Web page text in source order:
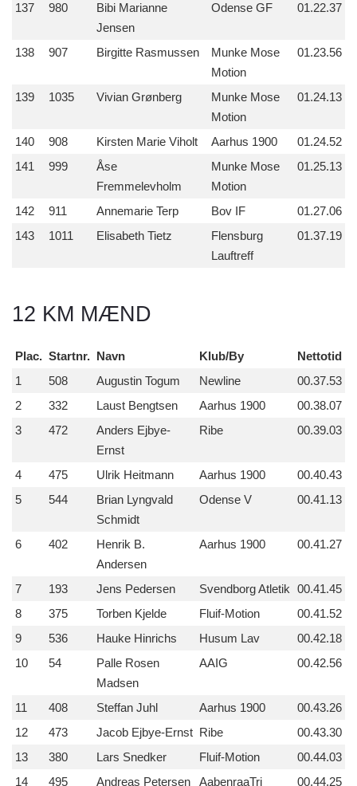
137 980
Bibi Marianne
Jensen
Odense GF 01.22.37
138 907 Birgitte Rasmussen
Munke Mose
Motion
01.23.56
139 1035 Vivian Grønberg
Munke Mose
Motion
01.24.13
140 908 Kirsten Marie Viholt Aarhus 1900
01.24.52
141
999
Åse
Fremmelevholm
Munke Mose
Motion
01.25.13
142 911 Annemarie Terp Bov IF
01.27.06
143
1011 Elisabeth Tietz
Flensburg
Lauftreff
01.37.19
12 KM MÆND
Plac. Startnr. Navn Klub/By
Nettotid
1
508 Augustin Togum Newline
00.37.53
2
332 Laust Bengtsen Aarhus 1900
00.38.07
3
472
Anders Ejbye-
Ernst
Ribe 00.39.03
4 475 Ulrik Heitmann Aarhus 1900
00.40.43
5
544
Brian Lyngvald
Schmidt
Odense V 00.41.13
6 402
Henrik B.
Andersen
Aarhus 1900 00.41.27
7 193 Jens Pedersen Svendborg Atletik 00.41.45
8
375 Torben Kjelde Fluif-Motion
00.41.52
9
536 Hauke Hinrichs Husum Lav
00.42.18
10
54
Palle Rosen
Madsen
AAIG 00.42.56
11 408 Steffan Juhl Aarhus 1900
00.43.26
12
473 Jacob Ejbye-Ernst Ribe
00.43.30
13
380 Lars Snedker Fluif-Motion
00.44.03
14
495 Andreas Petersen AabenraaTri 00.44.25